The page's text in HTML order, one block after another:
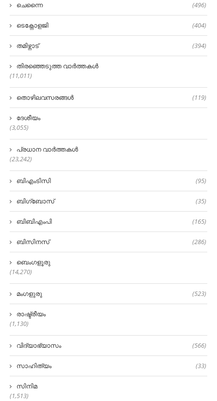
ചെന്നൈ (496)
ടെക്നോളജി (404)
തമിഴ്നാട് (394)
തിരഞ്ഞെടുത്ത വാർത്തകൾ
(11,011)
തൊഴിലവസരങ്ങൾ (119)
ദേശീയം
(3,055)
പ്രധാന വാർത്തകൾ
(23,242)
ബിഎംടിസി (95)
ബിഗ്‌ബോസ് (35)
ബിബിഎംപി (165)
ബിസിനസ് (286)
ബെംഗളൂരു
(14,270)
മംഗളുരു (523)
രാഷ്ട്രീയം
(1,130)
വിദ്യാഭ്യാസം (566)
സാഹിത്യം (33)
സിനിമ
(1,513)